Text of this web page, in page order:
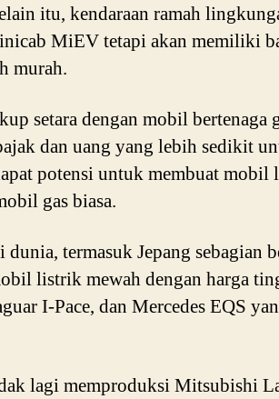
itu, kendaraan ramah
MiEV tetapi akan memiliki
murah.
setara dengan mobil bertenaga
dan uang yang lebih sedikit
potensi untuk membuat
gas biasa.
termasuk Jepang sebagian
listrik mewah dengan harga
I-Pace, dan Mercedes EQS
lagi memproduksi Mitsubishi